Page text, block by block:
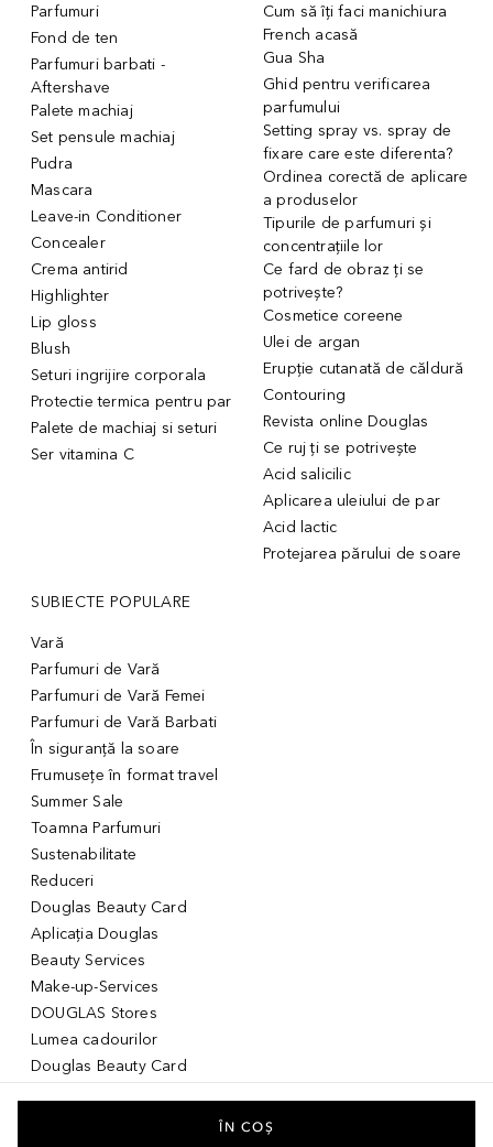
Parfumuri
Fond de ten
Parfumuri barbati -
Aftershave
Palete machiaj
Set pensule machiaj
Pudra
Mascara
Leave-in Conditioner
Concealer
Crema antirid
Highlighter
Lip gloss
Blush
Seturi ingrijire corporala
Protectie termica pentru par
Palete de machiaj si seturi
Ser vitamina C
Cum să îți faci manichiura
French acasă
Gua Sha
Ghid pentru verificarea
parfumului
Setting spray vs. spray de
fixare care este diferenta?
Ordinea corectă de aplicare
a produselor
Tipurile de parfumuri și
concentrațiile lor
Ce fard de obraz ți se
potrivește?
Cosmetice coreene
Ulei de argan
Erupție cutanată de căldură
Contouring
Revista online Douglas
Ce ruj ți se potrivește
Acid salicilic
Aplicarea uleiului de par
Acid lactic
Protejarea părului de soare
SUBIECTE POPULARE
Vară
Parfumuri de Vară
Parfumuri de Vară Femei
Parfumuri de Vară Barbati
În siguranță la soare
Frumusețe în format travel
Summer Sale
Toamna Parfumuri
Sustenabilitate
Reduceri
Douglas Beauty Card
Aplicația Douglas
Beauty Services
Make-up-Services
DOUGLAS Stores
Lumea cadourilor
Douglas Beauty Card
ÎN COȘ